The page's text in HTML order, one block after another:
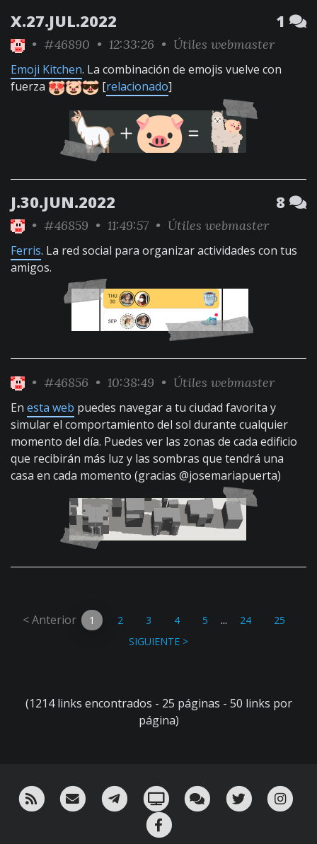
X.27.JUL.2022 1
• #46890 • 12:33:26 • Útiles webmaster
Emoji Kitchen. La combinación de emojis vuelve con
fuerza
[relacionado]
J.30.JUN.2022 8
• #46859 • 11:49:57 • Útiles webmaster
Ferris. La red social para organizar actividades con tus
amigos.
• #46856 • 10:38:49 • Útiles webmaster
En esta web puedes navegar a tu ciudad favorita y
simular el comportamiento del sol durante cualquier
momento del día. Puedes ver las zonas de cada edificio
que recibirán más luz y las sombras que tendrá una
casa en cada momento (gracias @josemariapuerta)
< Anterior 1 2 3 4 5 ... 24
25
SIGUIENTE >
(1214 links encontrados - 25 páginas - 50 links por
página)
RSS ¡Mándame un email!¡Nuestro canal en Telegram!
Oink! TV Charla con nosotros
Twitter